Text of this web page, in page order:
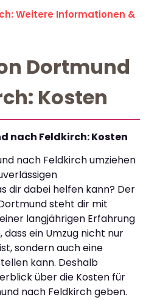
Weitere Informationen &
Dortmund
Kosten
nach Feldkirch: Kosten
nach Feldkirch umziehen
dir dabei helfen kann? Der
steht dir mit
langjährigen Erfahrung
dass ein Umzug nicht nur
sondern auch eine
kann. Deshalb
über die Kosten für
nach Feldkirch geben.